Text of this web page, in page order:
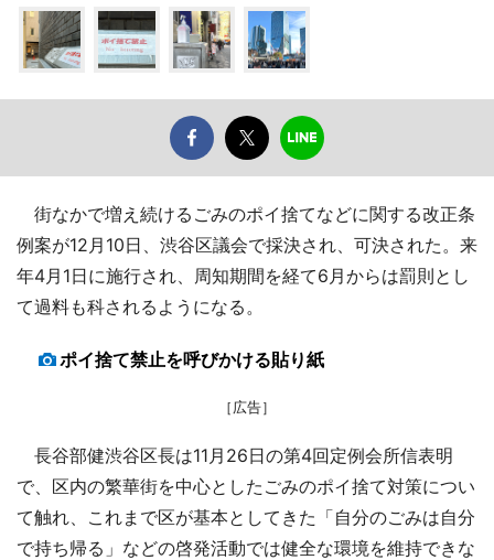
街なかで増え続けるごみのポイ捨てなどに関する改正条
例案が12月10日、渋谷区議会で採決され、可決された。来
年4月1日に施行され、周知期間を経て6月からは罰則とし
て過料も科されるようになる。
ポイ捨て禁止を呼びかける貼り紙
［広告］
長谷部健渋谷区長は11月26日の第4回定例会所信表明
で、区内の繁華街を中心としたごみのポイ捨て対策につい
て触れ、これまで区が基本としてきた「自分のごみは自分
で持ち帰る」などの啓発活動では健全な環境を維持できな